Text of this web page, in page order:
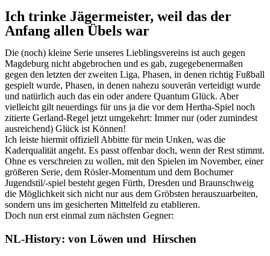
Ich trinke Jägermeister, weil das der
Anfang allen Übels war
Die (noch) kleine Serie unseres Lieblingsvereins ist auch gegen
Magdeburg nicht abgebrochen und es gab, zugegebenermaßen
gegen den letzten der zweiten Liga, Phasen, in denen richtig Fußball
gespielt wurde, Phasen, in denen nahezu souverän verteidigt wurde
und natürlich auch das ein oder andere Quantum Glück. Aber
vielleicht gilt neuerdings für uns ja die vor dem Hertha-Spiel noch
zitierte Gerland-Regel jetzt umgekehrt: Immer nur (oder zumindest
ausreichend) Glück ist Können!
Ich leiste hiermit offiziell Abbitte für mein Unken, was die
Kaderqualität angeht. Es passt offenbar doch, wenn der Rest stimmt.
Ohne es verschreien zu wollen, mit den Spielen im November, einer
größeren Serie, dem Rösler-Momentum und dem Bochumer
Jugendstil/-spiel besteht gegen Fürth, Dresden und Braunschweig
die Möglichkeit sich nicht nur aus dem Gröbsten herauszuarbeiten,
sondern uns im gesicherten Mittelfeld zu etablieren.
Doch nun erst einmal zum nächsten Gegner:
NL-History: von Löwen und Hirschen